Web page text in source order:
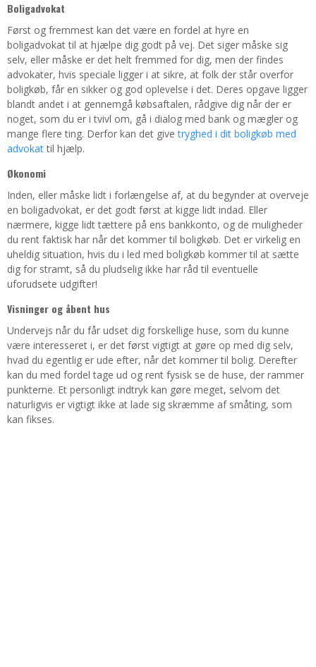
Boligadvokat
Først og fremmest kan det være en fordel at hyre en
boligadvokat til at hjælpe dig godt på vej. Det siger måske sig
selv, eller måske er det helt fremmed for dig, men der findes
advokater, hvis speciale ligger i at sikre, at folk der står overfor
boligkøb, får en sikker og god oplevelse i det. Deres opgave ligger
blandt andet i at gennemgå købsaftalen, rådgive dig når der er
noget, som du er i tvivl om, gå i dialog med bank og mægler og
mange flere ting. Derfor kan det givetryghed i dit boligkøb med
advokattil hjælp.
Økonomi
Inden, eller måske lidt i forlængelse af, at du begynder at overveje
en boligadvokat, er det godt først at kigge lidt indad. Eller
nærmere, kigge lidt tættere på ens bankkonto, og de muligheder
du rent faktisk har når det kommer til boligkøb. Det er virkelig en
uheldig situation, hvis du i led med boligkøb kommer til at sætte
dig for stramt, så du pludselig ikke har råd til eventuelle
uforudsete udgifter!
Visninger og åbent hus
Undervejs når du får udset dig forskellige huse, som du kunne
være interesseret i, er det først vigtigt at gøre op med dig selv,
hvad du egentlig er ude efter, når det kommer til bolig. Derefter
kan du med fordel tage ud og rent fysisk se de huse, der rammer
punkterne. Et personligt indtryk kan gøre meget, selvom det
naturligvis er vigtigt ikke at lade sig skræmme af småting, som
kan fikses.